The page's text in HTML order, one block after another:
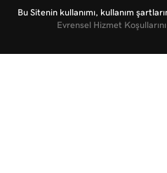
Bu Sitenin kullanımı, kullanım
Evrensel Hizmet Koşullarını